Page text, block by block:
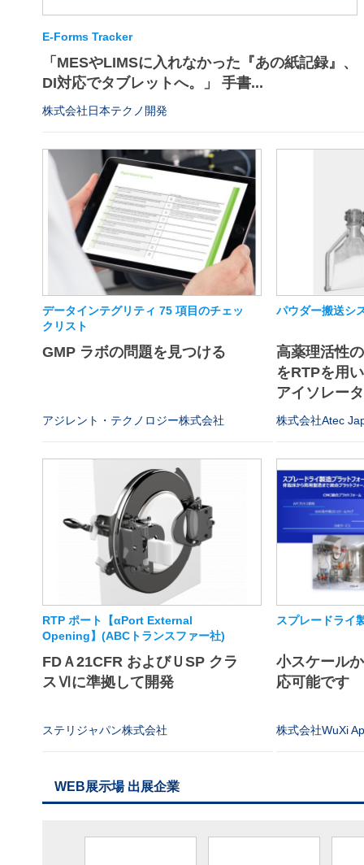
E-Forms Tracker
「MESやLIMSに入れなかった『あの紙記録』、
DI対応でタブレットへ。」 手書...
株式会社日本テクノ開発
データインテグリティ 75 項目のチェッ
クリスト
GMP ラボの問題を見つける
アジレント・テクノロジー株式会社
パウダー搬送シ
高薬理活性
をRTPを用
アイソレー
株式会社Atec
RTP ポート【αPort External
Opening】(ABCトランスファー社)
FDＡ21CFR およびＵSP クラ
スⅥに準拠して開発
ステリジャパン株式会社
スプレードライ
小スケール
応可能です
株式会社WuXi
WEB展示場 出展企業